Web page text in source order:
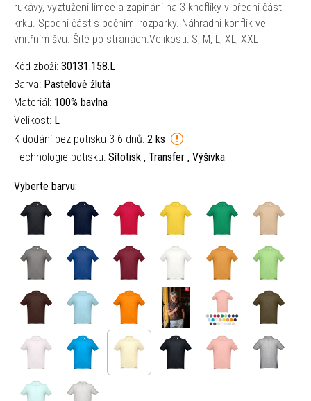
rukávy, vyztužení límce a zapínání na 3 knoflíky v přední části
krku. Spodní část s bočními rozparky. Náhradní konflík ve
vnitřním švu. Šité po stranách.Velikosti: S, M, L, XL, XXL
Kód zboží: 30131.158.L
Barva: Pastelově žlutá
Materiál: 100% bavlna
Velikost: L
K dodání bez potisku 3-6 dnů: 2 ks
Technologie potisku: Sítotisk , Transfer , Výšivka
Vyberte barvu: